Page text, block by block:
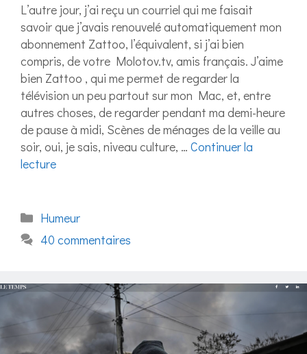
L’autre jour, j’ai reçu un courriel qui me faisait
savoir que j’avais renouvelé automatiquement mon
abonnement Zattoo, l’équivalent, si j’ai bien
compris, de votre Molotov.tv, amis français. J’aime
bien Zattoo , qui me permet de regarder la
télévision un peu partout sur mon Mac, et, entre
autres choses, de regarder pendant ma demi-heure
de pause à midi, Scènes de ménages de la veille au
soir, oui, je sais, niveau culture, … Continuer la
lecture
Catégories
Humeur
40 commentaires